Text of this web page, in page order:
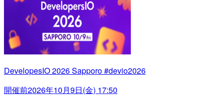
DevelopesIO 2026 Sapporo #devio2026
開催前2026年10月9日(金) 17:50